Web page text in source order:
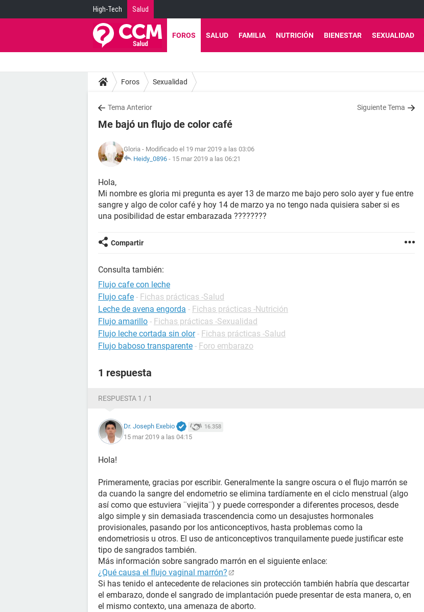
High-Tech Salud
FOROS SALUD FAMILIA NUTRICIÓN BIENESTAR SEXUALIDAD
Foros Sexualidad
Tema Anterior Siguiente Tema
Me bajó un flujo de color café
Gloria - Modificado el 19 mar 2019 a las 03:06
Heidy_0896 - 15 mar 2019 a las 06:21
Hola,
Mi nombre es gloria mi pregunta es ayer 13 de marzo me bajo pero solo ayer y fue entre
sangre y algo de color café y hoy 14 de marzo ya no tengo nada quisiera saber si es
una posibilidad de estar embarazada ????????
Compartir
Consulta también:
Flujo cafe con leche
Flujo cafe - Fichas prácticas -Salud
Leche de avena engorda - Fichas prácticas -Nutrición
Flujo amarillo - Fichas prácticas -Sexualidad
Flujo leche cortada sin olor - Fichas prácticas -Salud
Flujo baboso transparente - Foro embarazo
1 respuesta
RESPUESTA 1 / 1
Dr. Joseph Exebio 16.358
15 mar 2019 a las 04:15
Hola!
Primeramente, gracias por escribir. Generalmente la sangre oscura o el flujo marrón se
da cuando la sangre del endometrio se elimina tardíamente en el ciclo menstrual (algo
así como que estuviera ¨viejita¨) y puede corresponder a diferentes procesos, desde
algo simple y sin demasiada trascendencia como un desajustes hormonales
provisionales, pasando por los anticonceptivos, hasta problemas como la
endometriosis u otros. El uso de anticonceptivos tranquilamente puede justificar este
tipo de sangrados también.
Más información sobre sangrado marrón en el siguiente enlace:
¿Qué causa el flujo vaginal marrón?
Si has tenido el antecedente de relaciones sin protección también habría que descartar
el embarazo, donde el sangrado de implantación puede presentar de esta manera, o, en
el mismo contexto, una amenaza de aborto.